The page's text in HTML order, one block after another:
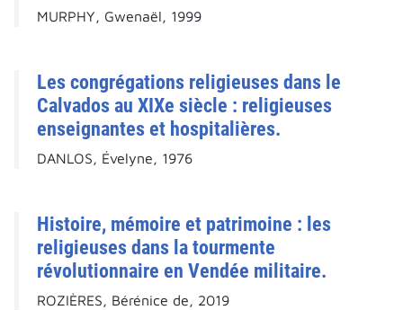
MURPHY, Gwenaël, 1999
Les congrégations religieuses dans le
Calvados au XIXe siècle : religieuses
enseignantes et hospitalières.
DANLOS, Évelyne, 1976
Histoire, mémoire et patrimoine : les
religieuses dans la tourmente
révolutionnaire en Vendée militaire.
ROZIÈRES, Bérénice de, 2019